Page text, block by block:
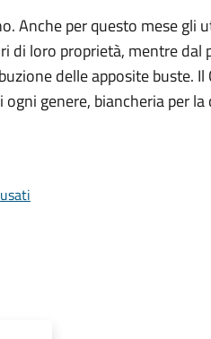
Anche per questo mese gli
loro proprietà, mentre dal
delle apposite buste.
genere, biancheria per la